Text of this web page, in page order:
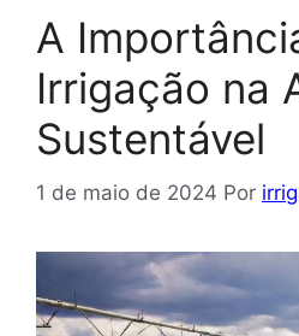
A
Irrigação na
Sustentável
1 de maio de 2024 Por